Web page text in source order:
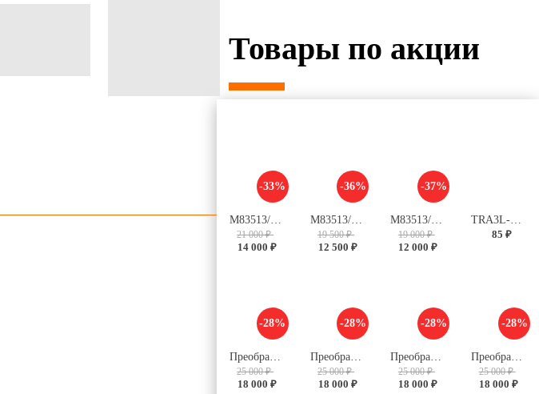
Товары по акции
-33%
M83513/04-C03C
21 000 ₽
14 000 ₽
-36%
M83513/03-C03C
19 500 ₽
12 500 ₽
-37%
M83513/03-B03C
19 000 ₽
12 000 ₽
TRA3L-12VDC-S-2Z
85 ₽
-28%
Преобразователь V28C5M50BL
25 000 ₽
18 000 ₽
-28%
Преобразователь V28C28M100BL
25 000 ₽
18 000 ₽
-28%
25 000 ₽
18 000 ₽
-28%
25 000 ₽
18 000 ₽